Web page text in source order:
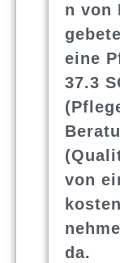
n von
eine
37.3
von
da.